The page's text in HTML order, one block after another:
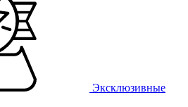
Эксклюзивные